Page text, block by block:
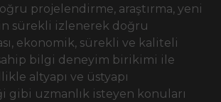
projelendirme, araştırma, yeni
sürekli izlenerek doğru
ekonomik, sürekli ve kaliteli
bilgi deneyim birikimi ile
altyapı ve üstyapı
gibi uzmanlık isteyen konuları